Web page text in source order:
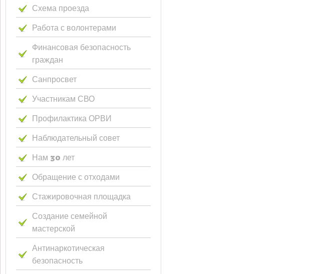
Схема проезда
Работа с волонтерами
Финансовая безопасность
граждан
Санпросвет
Участникам СВО
Профилактика ОРВИ
Наблюдательный совет
Нам 30 лет
Обращение с отходами
Стажировочная площадка
Создание семейной
мастерской
Антинаркотическая
безопасность